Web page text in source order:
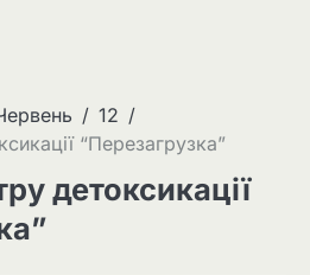
12
“Перезагрузка”
детоксикації